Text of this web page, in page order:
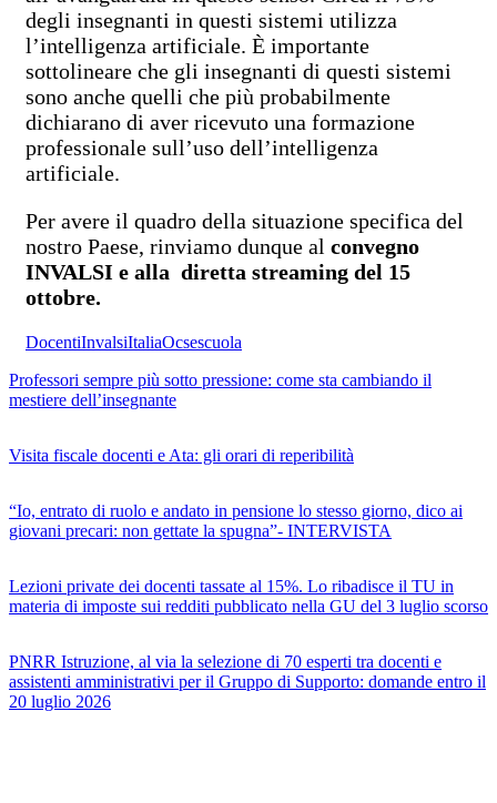
degli insegnanti in questi sistemi utilizza
l’intelligenza artificiale. È importante
sottolineare che gli insegnanti di questi sistemi
sono anche quelli che più probabilmente
dichiarano di aver ricevuto una formazione
professionale sull’uso dell’intelligenza
artificiale.
Per avere il quadro della situazione specifica del
nostro Paese, rinviamo dunque al convegno
INVALSI e alla diretta streaming del 15
ottobre.
DocentiInvalsiItaliaOcsescuola
Professori sempre più sotto pressione: come sta cambiando il
mestiere dell’insegnante
Visita fiscale docenti e Ata: gli orari di reperibilità
“Io, entrato di ruolo e andato in pensione lo stesso giorno, dico ai
giovani precari: non gettate la spugna”- INTERVISTA
Lezioni private dei docenti tassate al 15%. Lo ribadisce il TU in
materia di imposte sui redditi pubblicato nella GU del 3 luglio scorso
PNRR Istruzione, al via la selezione di 70 esperti tra docenti e
assistenti amministrativi per il Gruppo di Supporto: domande entro il
20 luglio 2026